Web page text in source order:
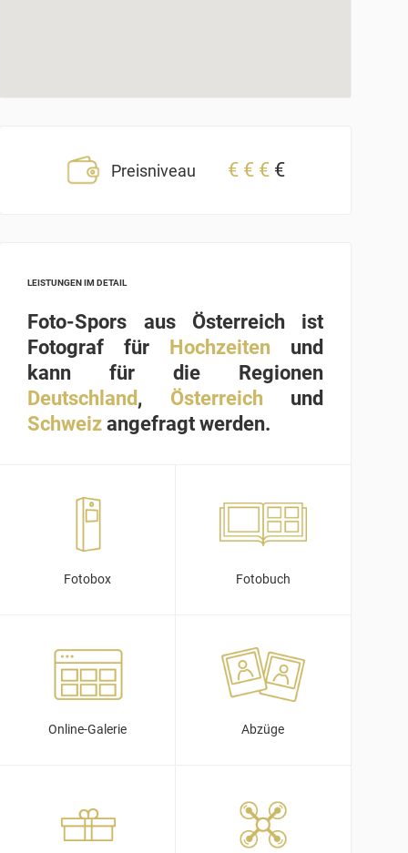
Preisniveau € € € €
LEISTUNGEN IM DETAIL
Foto-Spors aus Österreich ist
Fotograf für Hochzeiten und
kann für die Regionen
Deutschland , Österreichund
Schweiz angefragt werden.
Fotobox Fotobuch
Online-Galerie Abzüge